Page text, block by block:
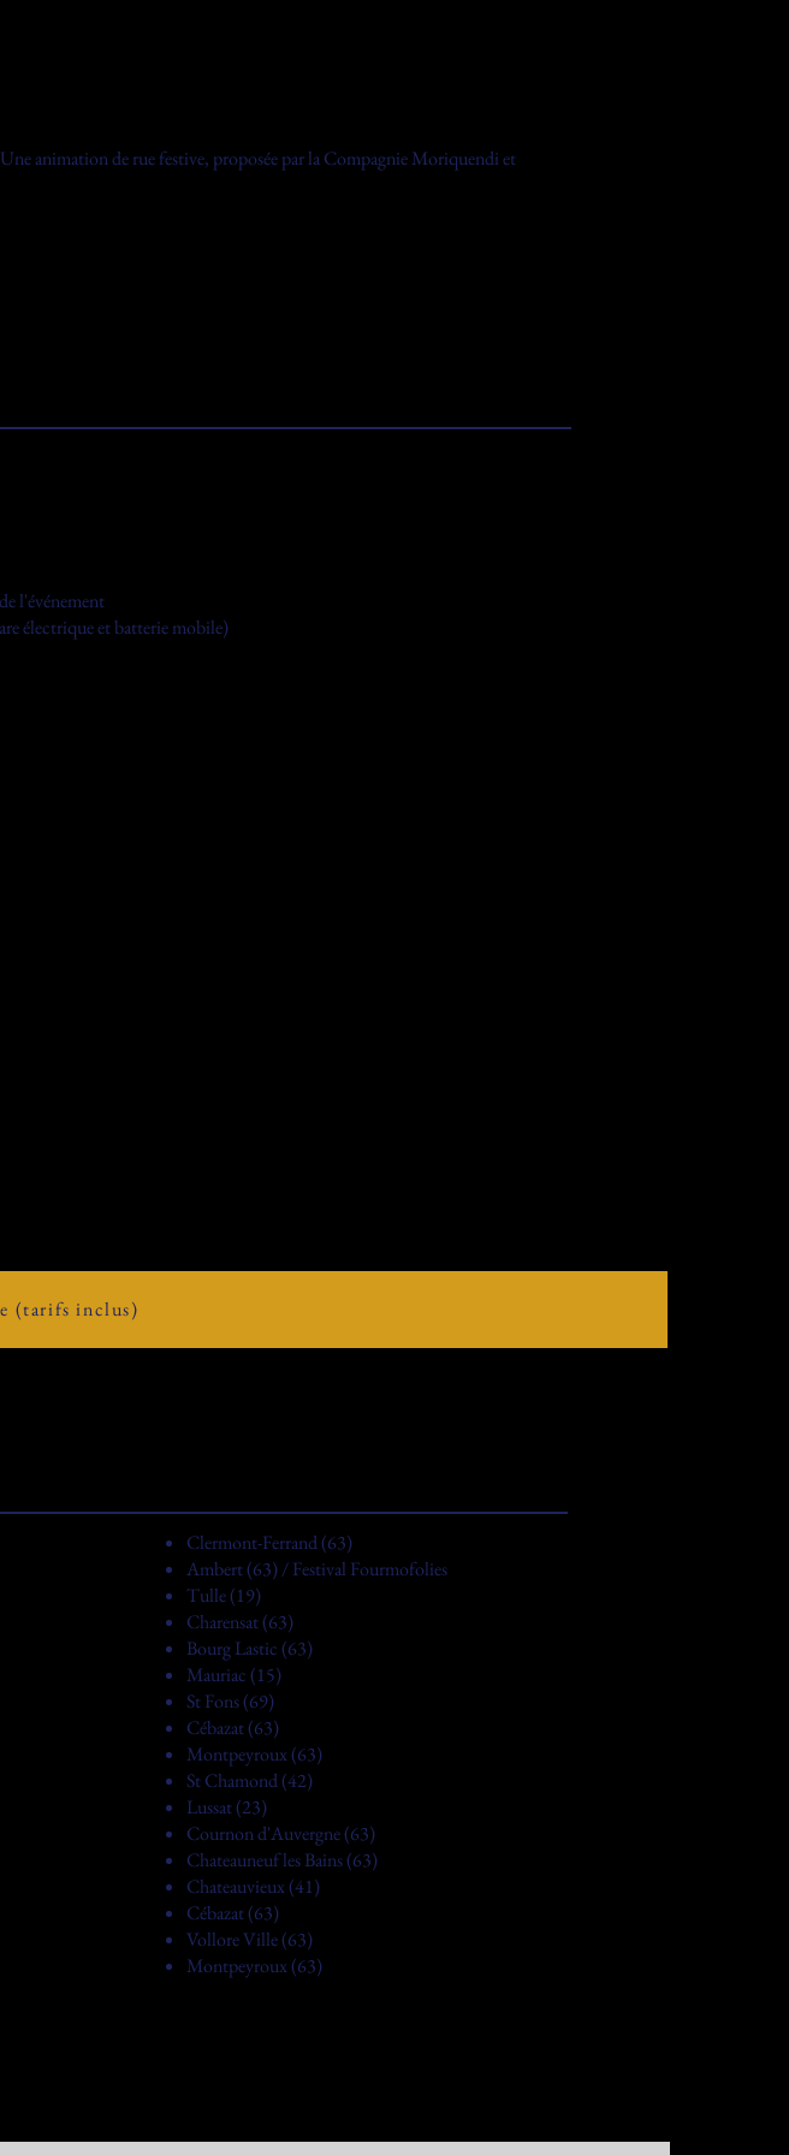
animation de rue festive, proposée par la Compagnie Moriquendi et
l'événement
électrique et batterie mobile)
(tarifs inclus)
Clermont-Ferrand (63)
Ambert (63) / Festival Fourmofolies
Tulle (19)
Charensat (63)
Bourg Lastic (63)
Mauriac (15)
St Fons (69)
Cébazat (63)
Montpeyroux (63)
St Chamond (42)
Lussat (23)
Cournon d'Auvergne (63)
Chateauneuf les Bains (63)
Chateauvieux (41)
Cébazat (63)
Vollore Ville (63)
Montpeyroux (63)